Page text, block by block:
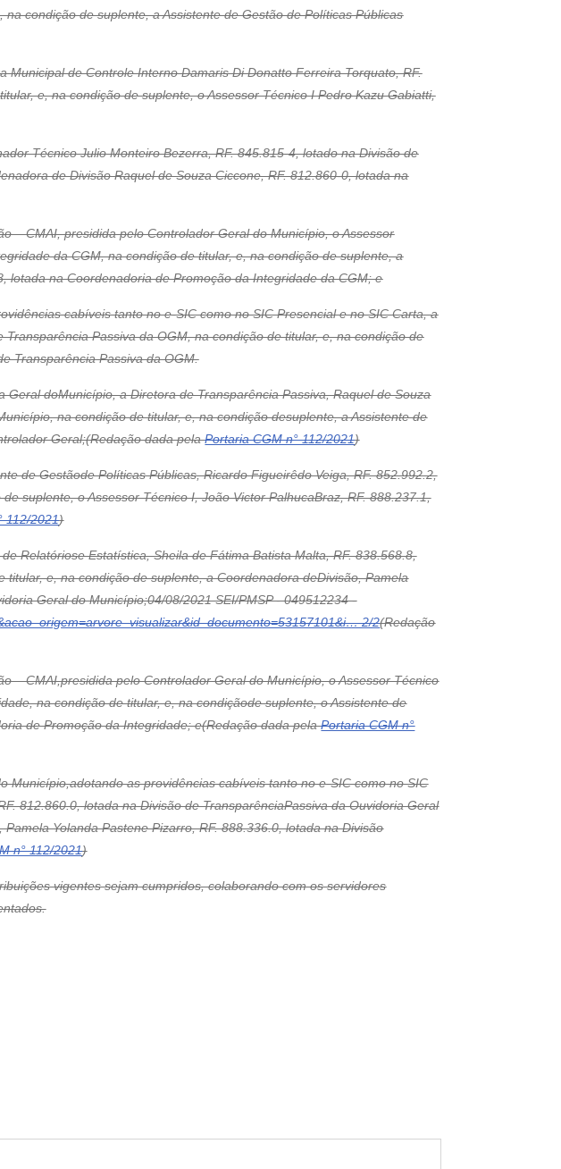
condição de suplente, a Assistente de Gestão de Políticas Públicas
de Controle Interno Damaris Di Donatto Ferreira Torquato, RF.
e, na condição de suplente, o Assessor Técnico I Pedro Kazu Gabiatti,
Técnico Julio Monteiro Bezerra, RF. 845.815-4, lotado na Divisão de
de Divisão Raquel de Souza Ciccone, RF. 812.860-0, lotada na
– CMAI, presidida pelo Controlador Geral do Município, o Assessor
da CGM, na condição de titular, e, na condição de suplente, a
lotada na Coordenadoria de Promoção da Integridade da CGM; e
cabíveis tanto no e-SIC como no SIC Presencial e no SIC Carta, a
Passiva da OGM, na condição de titular, e, na condição de
Transparência Passiva da OGM.
doMunicípio, a Diretora de Transparência Passiva, Raquel de Souza
na condição de titular, e, na condição desuplente, a Assistente de
Geral;(Redação dada pelaPortaria CGM n° 112/2021)
de Gestãode Políticas Públicas, Ricardo Figueirêdo Veiga, RF. 852.992.2,
suplente, o Assessor Técnico I, João Victor PalhucaBraz, RF. 888.237.1,
112/2021)
Relatóriose Estatística, Sheila de Fátima Batista Malta, RF. 838.568.8,
e, na condição de suplente, a Coordenadora deDivisão, Pamela
Geral do Município;04/08/2021 SEI/PMSP - 049512234 -
2/2(Redação
– CMAI,presidida pelo Controlador Geral do Município, o Assessor Técnico
na condição de titular, e, na condiçãode suplente, o Assistente de
de Promoção da Integridade; e(Redação dada pelaPortaria CGM n°
as providências cabíveis tanto no e-SIC como no SIC
812.860.0, lotada na Divisão de TransparênciaPassiva da Ouvidoria Geral
Yolanda Pastene Pizarro, RF. 888.336.0, lotada na Divisão
n° 112/2021)
vigentes sejam cumpridos, colaborando com os servidores